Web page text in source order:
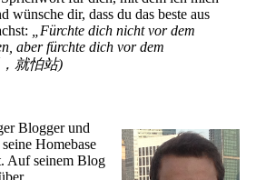
wünsche dir, dass du das beste aus
„Fürchte dich nicht vor dem
aber fürchte dich vor dem
，就怕站)
Blogger und
Homebase
Auf seinem Blog